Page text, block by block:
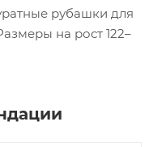
рубашки для
на рост 122–